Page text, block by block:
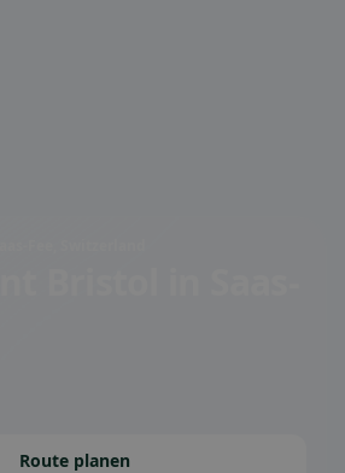
Route planen